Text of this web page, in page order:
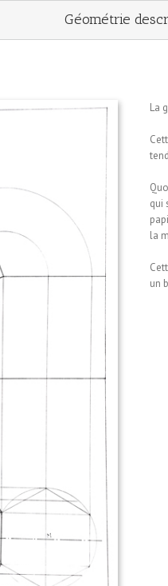
Géométrie
La
qui
la
un